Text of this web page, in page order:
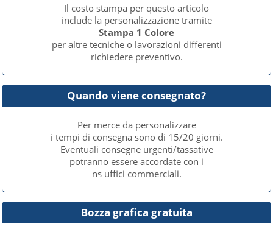
Il costo stampa per questo articolo
include la personalizzazione tramite
Stampa 1 Colore
per altre tecniche o lavorazioni differenti
richiedere preventivo.
Quando viene consegnato?
Per merce da personalizzare
i tempi di consegna sono di 15/20 giorni.
Eventuali consegne urgenti/tassative
potranno essere accordate con i
ns uffici commerciali.
Bozza grafica gratuita